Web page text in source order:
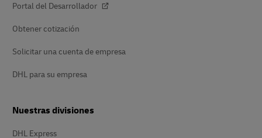
Portal del Desarrollador
Obtener cotización
Solicitar una cuenta de empresa
DHL para su empresa
Nuestras divisiones
DHL Express